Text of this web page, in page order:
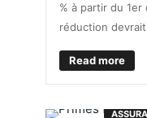
% à partir du
réduction
Read more